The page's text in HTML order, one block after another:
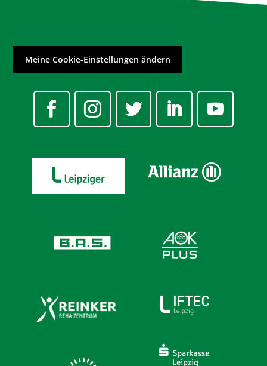
Meine Cookie-Einstellungen ändern